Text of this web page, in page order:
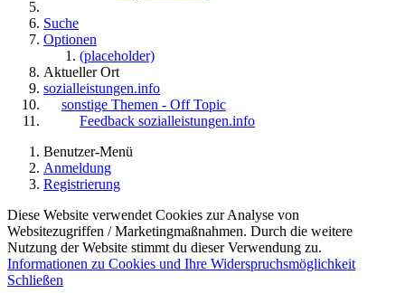
Suche
Optionen
(placeholder)
Aktueller Ort
sozialleistungen.info
sonstige Themen - Off Topic
Feedback sozialleistungen.info
Benutzer-Menü
Anmeldung
Registrierung
Diese Website verwendet Cookies zur Analyse von
Websitezugriffen / Marketingmaßnahmen. Durch die weitere
Nutzung der Website stimmt du dieser Verwendung zu.
Informationen zu Cookies und Ihre Widerspruchsmöglichkeit
Schließen